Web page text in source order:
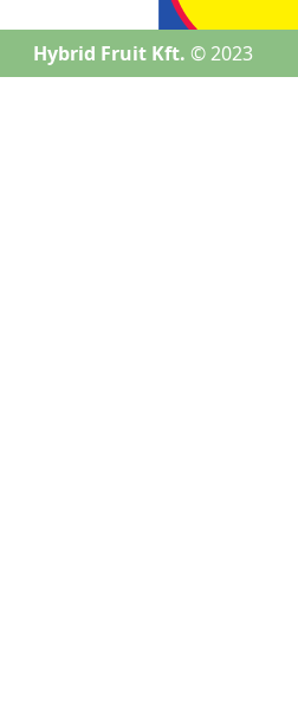
Hybrid Fruit Kft. © 2023